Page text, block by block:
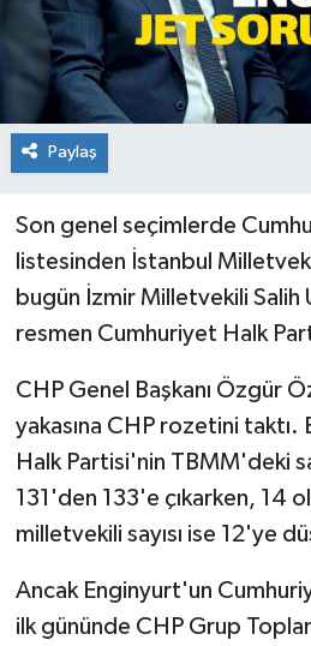
Paylaş
Son genel seçimlerde
listesinden İstanbul
bugün İzmir Milletvekili Salih
resmen Cumhuriyet Halk
CHP Genel Başkanı Özgür
yakasına CHP rozetini
Halk Partisi'nin TBMM'deki
131'den 133'e çıkarken, 14
milletvekili sayısı ise 12'ye
Ancak Enginyurt'un
ilk gününde CHP Grup
OTOMOBİL
ÖZEL HABER
POLİTİKA
SAĞLIK
SPOR
TARIM
TEKNOLOJİ
TURİZM
YAŞAM